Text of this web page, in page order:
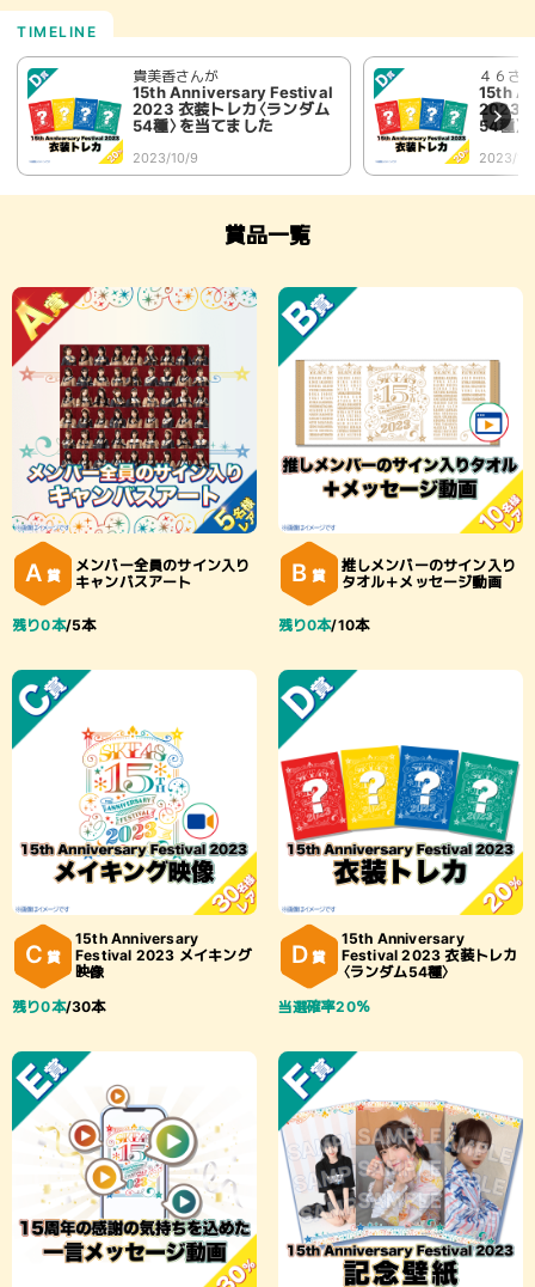
貴美香さんが
15th Anniversary Festival
2023 衣装トレカ〈ランダム
54種〉を当てました
2023/10/9
４６さ
15th
2023
54種〉
2023/
賞品一覧
A 賞
メンバー全員のサイン入り
キャンバスアート
残り0本/5本
B 賞
推しメンバーのサイン入り
タオル＋メッセージ動画
残り0本/10本
C 賞
15th Anniversary
Festival 2023 メイキング
映像
残り0本/30本
D 賞
15th Anniversary
Festival 2023 衣装トレカ
〈ランダム54種〉
当選確率20％